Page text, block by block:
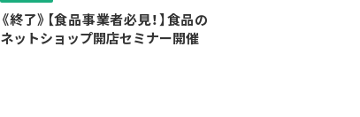
《終了》【食品事業者必見！】食品の
ネットショップ開店セミナー開催